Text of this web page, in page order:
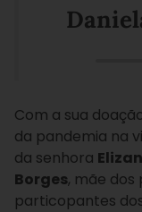
Com a sua
da pandemia na
da senhora
Borges, mãe dos
particopantes